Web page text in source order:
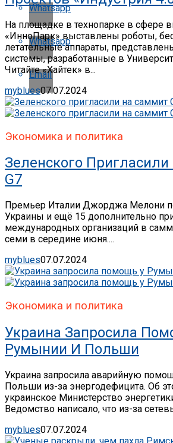
Whatsapp
Whatsapp
Email
На площадке в технопарке в сфере
«ИнноПарк» выставлены роботы,
летательные аппараты,
системы, разработанные в
Читайте «Хайтек» в...
myblues07.07.2024
Экономика и политика
Зеленского
G7
Премьер Италии Джорджа Мелони
Украины и ещё 15 дополнительно
международных организаций в
семи в середине июня....
myblues07.07.2024
Экономика и политика
Украина Запросила
Румынии И Польши
Украина запросила аварийную
Польши из-за энергодефицита. Об
украинское Министерство
Ведомство написало, что из-за
myblues07.07.2024